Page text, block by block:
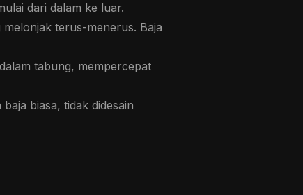
dari dalam ke luar.
terus-menerus. Baja
tabung, mempercepat
biasa, tidak didesain